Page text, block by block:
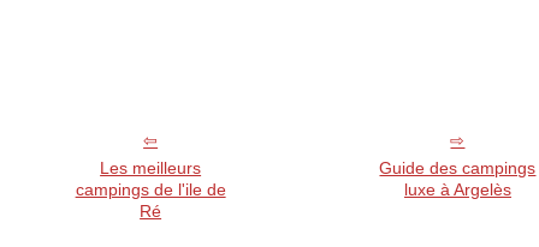
Les meilleurs
campings de l'ile de
Ré
Guide des campings
luxe à Argelès